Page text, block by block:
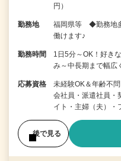
円）
勤務地
福岡県等 ◆勤務地
働けます♪
勤務時間
1日5分～OK！好き
み～中長期まで幅広
応募資格
未経験OK＆年齢不
会社員・派遣社員・
イト・主婦（夫）
後で見る